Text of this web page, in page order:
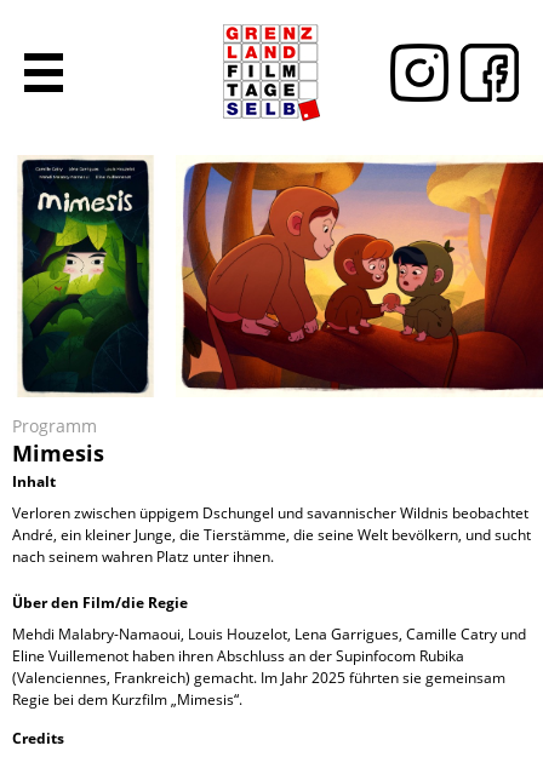
Programm
Mimesis
Inhalt
Verloren zwischen üppigem Dschungel und savannischer Wildnis beobachtet
André, ein kleiner Junge, die Tierstämme, die seine Welt bevölkern, und sucht
nach seinem wahren Platz unter ihnen.
Über den Film/die Regie
Mehdi Malabry-Namaoui, Louis Houzelot, Lena Garrigues, Camille Catry und
Eline Vuillemenot haben ihren Abschluss an der Supinfocom Rubika
(Valenciennes, Frankreich) gemacht. Im Jahr 2025 führten sie gemeinsam
Regie bei dem Kurzfilm „Mimesis“.
Credits